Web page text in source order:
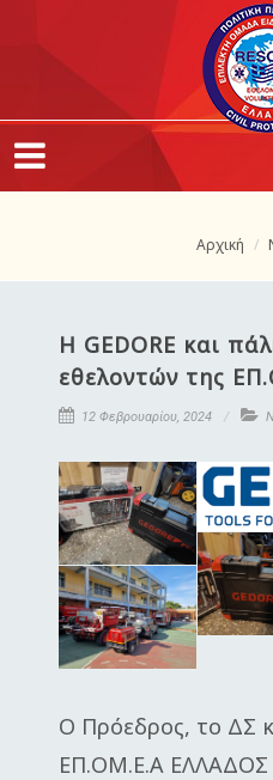
Αρχική
Η GEDORE και
εθελοντών της
12 Φεβρουαρίου, 2024
Ο Πρόεδρος, το ΔΣ
ΕΠ.ΟΜ.Ε.Α ΕΛΛΑΔΟΣ